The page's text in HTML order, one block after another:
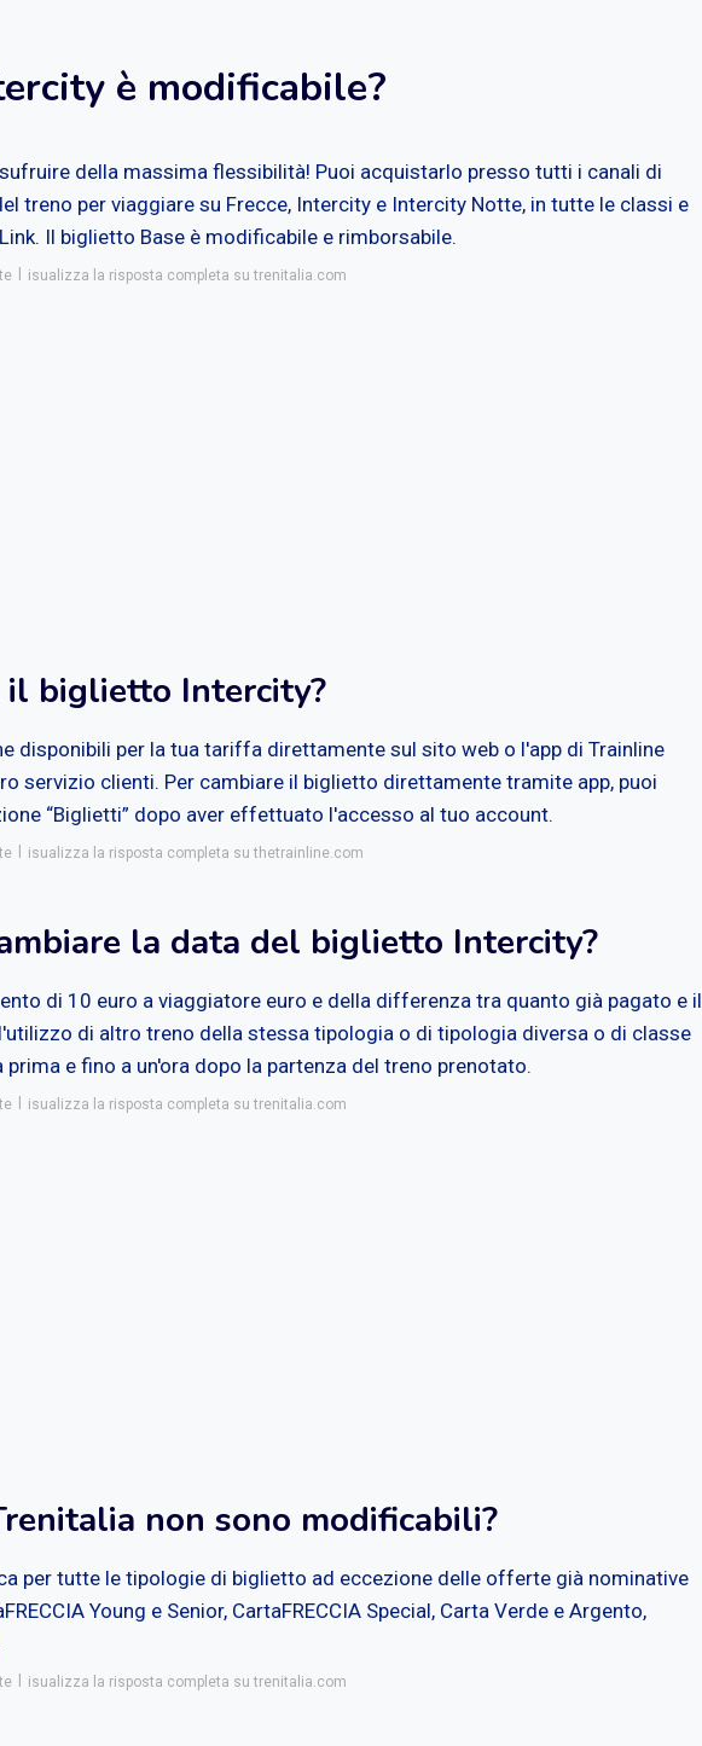
è modificabile?
della massima flessibilità! Puoi acquistarlo presso tutti i canali di
treno per viaggiare su Frecce, Intercity e Intercity Notte, in tutte le classi e
Il biglietto Base è modificabile e rimborsabile.
isualizza la risposta completa su trenitalia.com
il biglietto Intercity?
disponibili per la tua tariffa direttamente sul sito web o l'app di Trainline
servizio clienti. Per cambiare il biglietto direttamente tramite app, puoi
“Biglietti” dopo aver effettuato l'accesso al tuo account.
isualizza la risposta completa su thetrainline.com
la data del biglietto Intercity?
di 10 euro a viaggiatore euro e della differenza tra quanto già pagato e il
di altro treno della stessa tipologia o di tipologia diversa o di classe
prima e fino a un'ora dopo la partenza del treno prenotato.
isualizza la risposta completa su trenitalia.com
non sono modificabili?
per tutte le tipologie di biglietto ad eccezione delle offerte già nominative
Young e Senior, CartaFRECCIA Special, Carta Verde e Argento,
isualizza la risposta completa su trenitalia.com